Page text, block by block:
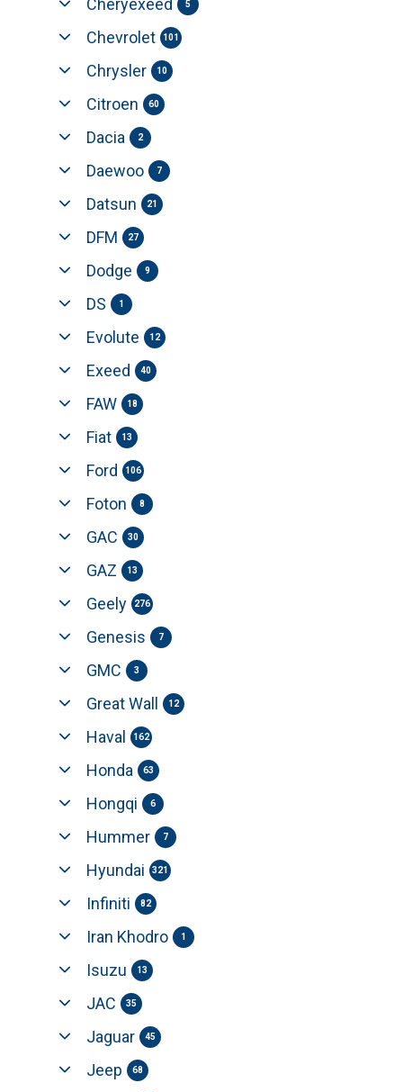
Cheryexeed 5
Chevrolet 101
Chrysler 10
Citroen 60
Dacia 2
Daewoo 7
Datsun 21
DFM 27
Dodge 9
DS 1
Evolute 12
Exeed 40
FAW 18
Fiat 13
Ford 106
Foton 8
GAC 30
GAZ 13
Geely 276
Genesis 7
GMC 3
Great Wall 12
Haval 162
Honda 63
Hongqi 6
Hummer 7
Hyundai 321
Infiniti 82
Iran Khodro 1
Isuzu 13
JAC 35
Jaguar 45
Jeep 68